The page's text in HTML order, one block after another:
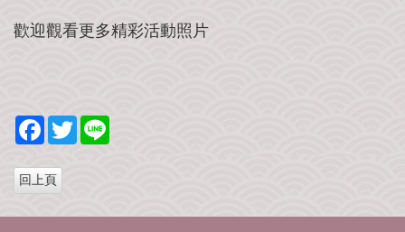
歡迎觀看更多精彩活動照片
F
a
e
b
T
w